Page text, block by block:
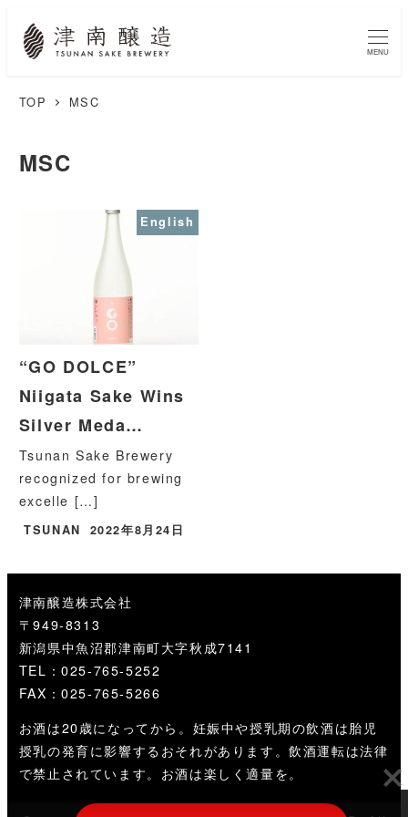
MENU
TOP MSC
MSC
English
“GO DOLCE”
Niigata Sake Wins
Silver Meda…
Tsunan Sake Brewery
recognized for brewing
excelle […]
TSUNAN 2022年8月24日
津南醸造株式会社
〒949-8313
新潟県中魚沼郡津南町大字秋成7141
TEL：025-765-5252
FAX：025-765-5266
お酒は20歳になってから。妊娠中や授乳期の飲酒は胎児
授乳の発育に影響するおそれがあります。飲酒運転は法律
で禁止されています。お酒は楽しく適量を。